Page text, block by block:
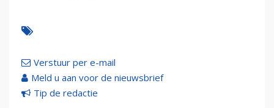
Verstuur per e-mail
Meld u aan voor de nieuwsbrief
Tip de redactie